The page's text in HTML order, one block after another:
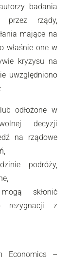
badania
przez rządy,
mające na
właśnie one w
kryzysu na
uwzględniono
odłożone w
decyzji
na rządowe
podróży,
skłonić
rezygnacji z
Economics –